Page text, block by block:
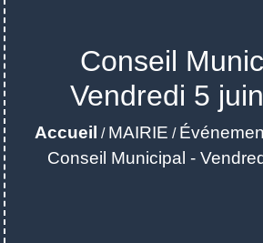
Conseil
Vendredi 5
Accueil / MAIRIE /
Conseil Municipal -